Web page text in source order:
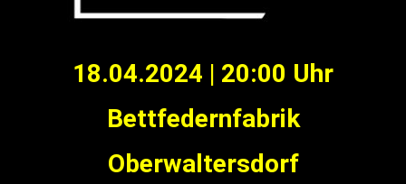
18.04.2024 | 20:00 Uhr
Bettfedernfabrik
Oberwaltersdorf